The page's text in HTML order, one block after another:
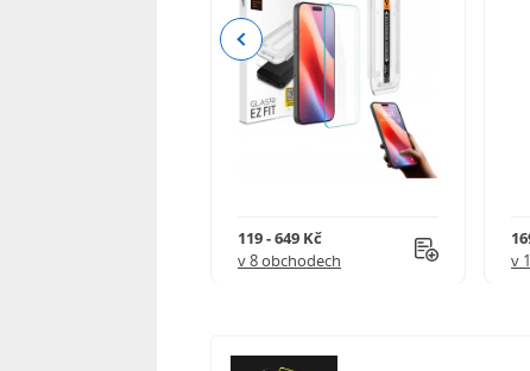
119 - 649 Kč
v 8 obchodech
v
Previous